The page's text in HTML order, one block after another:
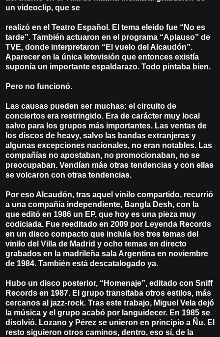
un videoclip, que se
realizó en el Teatro Español. El tema eleido fue “No es
tarde”. También actuaron en el programa “Aplauso” de
TVE, donde interpretaron “El vuelo del Alcaudón”.
Aparecer en la única letevisión que entonces existía
suponía un importante espaldarazo. Todo pintaba bien.
Pero no funcionó.
Las causas pueden ser muchas: el circuito de
conciertos era restringido. Era de carácter muy local
salvo para los grupos más importantes. Las ventas de
los discos de heavy, salvo las bandas extranjeras y
algunas excepciones nacionales, no eran notables. Las
compañías no apostaban, no promocionaban, no se
preocupaban. Vendían más otras tendencias y con ellas
se volcaron con otras tendencias.
Por eso Alcaudón, tras aquel vinilo compartido, recurrió
a una compañía independiente, Bangla Desh, con la
que editó en 1986 un EP, que hoy es una pieza muy
codiciada. Fue reeditado en 2009 por Leyenda Records
en un disco compacto que incluía los tres temas del
vinilo del Villa de Madrid y ocho temas en directo
grabados en la madrileña sala Argentina en noviembre
de 1984. También está descatalogado ya.
Hubo un disco posterior, “Homenaje”, editado con Sniff
Records en 1987. El grupo transitaba otros estilos, más
cercanos al jazz-rock. Tras este trabajo, Miguel Vela dejó
la música y el grupo acabó por languidecer. En 1985 se
disolvió. Lozano y Pérez se unieron en principio a Ñu. El
resto siguieron otros caminos, dentro, eso sí, de la